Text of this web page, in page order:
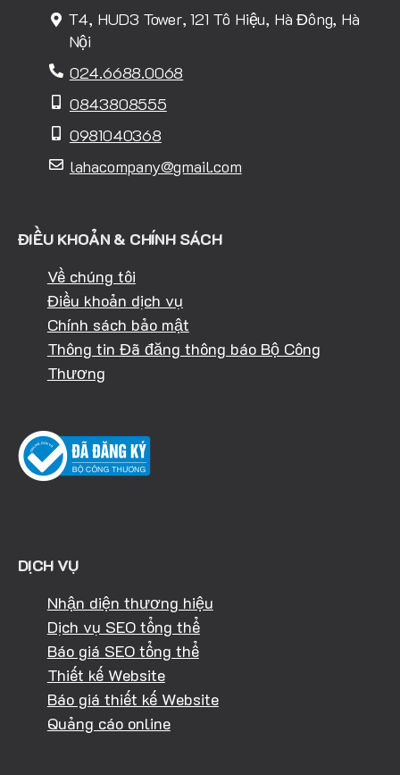
T4, HUD3 Tower, 121 Tô Hiệu, Hà Đông, Hà
Nội
024.6688.0068
0843808555
0981040368
lahacompany@gmail.com
ĐIỀU KHOẢN & CHÍNH SÁCH
Về chúng tôi
Điều khoản dịch vụ
Chính sách bảo mật
Thông tin Đã đăng thông báo Bộ Công
Thương
DỊCH VỤ
Nhận diện thương hiệu
Dịch vụ SEO tổng thể
Báo giá SEO tổng thể
Thiết kế Website
Báo giá thiết kế Website
Quảng cáo online